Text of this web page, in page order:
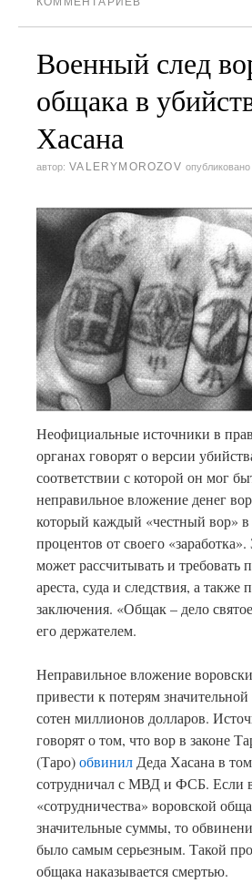
Военный след
общака в
Хасана
автор: VALERYMOROZOV опубликовано
Неофициальные источники в
органах говорят о версии
соответствии с которой он мог
неправильное вложение денег
который каждый «честный вор» в
процентов от своего
может рассчитывать и требовать
ареста, суда и следствия, а
заключения. «Общак – дело
его держателем.
Неправильное вложение
привести к потерям
сотен миллионов долларов.
говорят о том, что вор в законе
(Таро)обвинил Деда Хасана в
сотрудничал с МВД и ФСБ. Если в
«сотрудничества» воровской
значительные суммы, то
было самым серьезным. Такой
общака наказывается смертью.